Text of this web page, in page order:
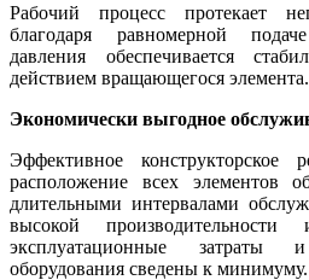
Рабочий процесс протекает
благодаря равномерной
давления обеспечивается
действием вращающегося элемента.
Экономически выгодное
Эффективное конструкторское
расположение всех элементов
длительными интервалами
высокой
эксплуатационные
оборудования сведены к минимуму.